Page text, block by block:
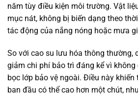
năm tùy điều kiện môi trường. Vật
mục nát, không bị biến dạng theo
tác động của nắng nóng hoặc mưa
So với cao su lưu hóa thông thường,
giảm chi phí bảo trì đáng kể vì
bọc lớp bảo vệ ngoài. Điều này
ban đầu có thể cao hơn một chút,